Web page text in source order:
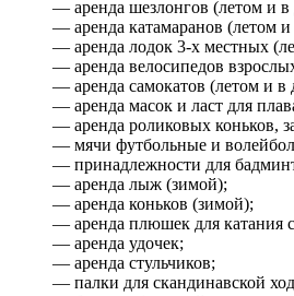
— аренда шезлонгов (летом и в
— аренда катамаранов (летом и
— аренда лодок 3-х местных
— аренда велосипедов
— аренда самокатов (летом и в
— аренда масок и ласт для
— аренда роликовых коньков,
— мячи футбольные и
— принадлежности для
— аренда лыж (зимой);
— аренда коньков (зимой);
— аренда плюшек для катания
— аренда удочек;
— аренда стульчиков;
— палки для скандинавской